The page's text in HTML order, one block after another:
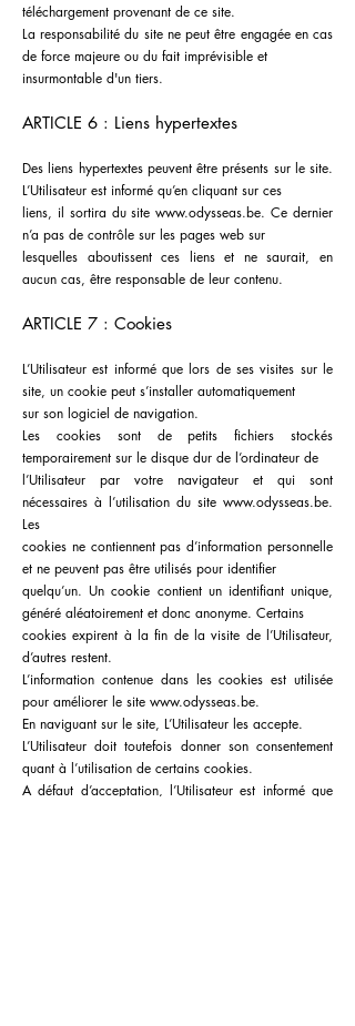
téléchargement provenant de ce site.
La responsabilité du site ne peut être engagée en cas
de force majeure ou du fait imprévisible et
insurmontable d'un tiers.
ARTICLE 6 : Liens hypertextes
Des liens hypertextes peuvent être présents sur le site.
L’Utilisateur est informé qu’en cliquant sur ces
liens, il sortira du site www.odysseas.be. Ce dernier
n’a pas de contrôle sur les pages web sur
lesquelles aboutissent ces liens et ne saurait, en
aucun cas, être responsable de leur contenu.
ARTICLE 7 : Cookies
L’Utilisateur est informé que lors de ses visites sur le
site, un cookie peut s’installer automatiquement
sur son logiciel de navigation.
Les cookies sont de petits fichiers stockés
temporairement sur le disque dur de l’ordinateur de
l’Utilisateur par votre navigateur et qui sont
nécessaires à l’utilisation du site www.odysseas.be.
Les
cookies ne contiennent pas d’information personnelle
et ne peuvent pas être utilisés pour identifier
quelqu’un. Un cookie contient un identifiant unique,
généré aléatoirement et donc anonyme. Certains
cookies expirent à la fin de la visite de l’Utilisateur,
d’autres restent.
L’information contenue dans les cookies est utilisée
pour améliorer le site www.odysseas.be.
En naviguant sur le site, L’Utilisateur les accepte.
L’Utilisateur doit toutefois donner son consentement
quant à l’utilisation de certains cookies.
A défaut d’acceptation, l’Utilisateur est informé que